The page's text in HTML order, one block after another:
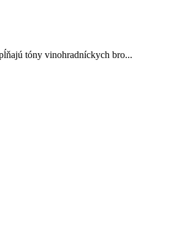
tóny vinohradníckych bro...